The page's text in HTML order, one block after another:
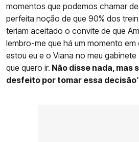
momentos que podemos chamar
perfeita noção de que 90% dos
teriam aceitado o convite de que
lembro-me que há um momento
estou eu e o Viana no meu
que quero ir. Não disse nada, mas
desfeito por tomar essa decisão